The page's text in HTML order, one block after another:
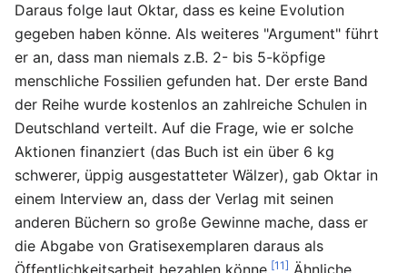
Daraus folge laut Oktar, dass es keine Evolution
gegeben haben könne. Als weiteres "Argument" führt
er an, dass man niemals z.B. 2- bis 5-köpfige
menschliche Fossilien gefunden hat. Der erste Band
der Reihe wurde kostenlos an zahlreiche Schulen in
Deutschland verteilt. Auf die Frage, wie er solche
Aktionen finanziert (das Buch ist ein über 6 kg
schwerer, üppig ausgestatteter Wälzer), gab Oktar in
einem Interview an, dass der Verlag mit seinen
anderen Büchern so große Gewinne mache, dass er
die Abgabe von Gratisexemplaren daraus als
[11]